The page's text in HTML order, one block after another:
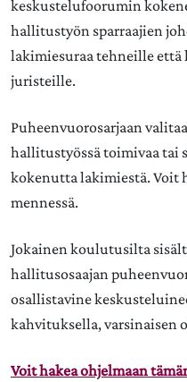
keskustelufoorumin
hallitustyön sparraajien
lakimiesuraa tehneille
juristeille.
Puheenvuorosarjaan
hallitustyössä toimivaa
kokenutta lakimiestä. Voit
mennessä.
Jokainen koulutusilta
hallitusosaajan
osallistavine
kahvituksella, varsinaisen
Voit hakea ohjelmaan